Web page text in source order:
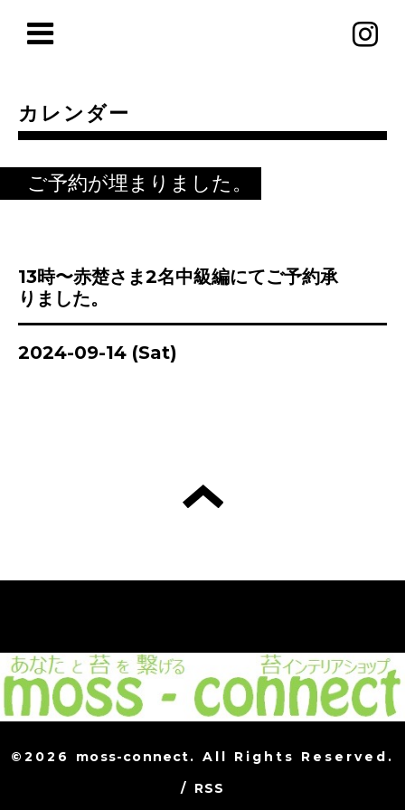
カレンダー
ご予約が埋まりました。
13時〜赤楚さま2名中級編にてご予約承
りました。
2024-09-14 (Sat)
©2026 moss-connect. All Rights Reserved.
/ RSS